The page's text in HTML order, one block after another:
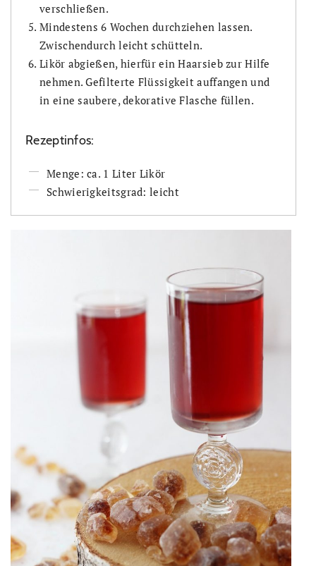
verschließen.
Mindestens 6 Wochen durchziehen lassen.
Zwischendurch leicht schütteln.
Likör abgießen, hierfür ein Haarsieb zur Hilfe
nehmen. Gefilterte Flüssigkeit auffangen und
in eine saubere, dekorative Flasche füllen.
Rezeptinfos:
Menge: ca. 1 Liter Likör
Schwierigkeitsgrad: leicht